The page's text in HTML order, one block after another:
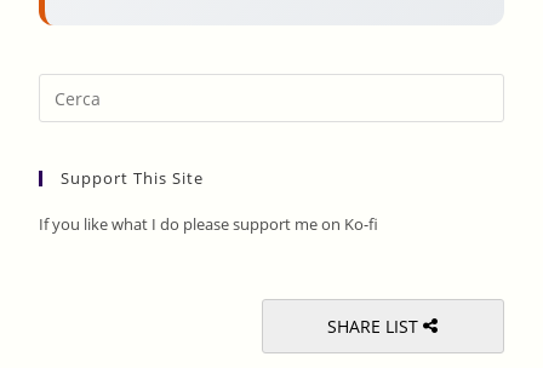
Support This Site
If you like what I do please support me on Ko-fi
SHARE LIST